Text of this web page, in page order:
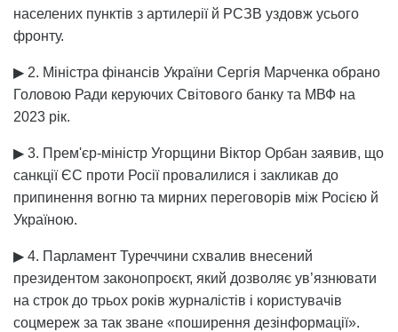
населених пунктів з артилерії й РСЗВ уздовж усього
фронту.
▶ 2. Міністра фінансів України Сергія Марченка обрано
Головою Ради керуючих Світового банку та МВФ на
2023 рік.
▶ 3. Прем'єр-міністр Угорщини Віктор Орбан заявив, що
санкції ЄС проти Росії провалилися і закликав до
припинення вогню та мирних переговорів між Росією й
Україною.
▶ 4. Парламент Туреччини схвалив внесений
президентом законопроєкт, який дозволяє ув’язнювати
на строк до трьох років журналістів і користувачів
соцмереж за так зване «поширення дезінформації».